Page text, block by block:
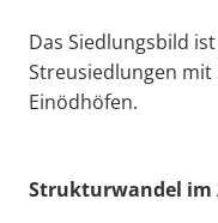
Das Siedlungsbild
Streusiedlungen
Einödhöfen.
Strukturwandel im